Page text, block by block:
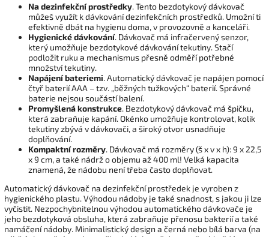
Na dezinfekční prostředky. Tento bezdotykový dávkovač
můžeš využít k dávkování dezinfekčních prostředků. Umožní ti
efektivně dbát na hygienu doma, v provozovně a kanceláři.
Hygienické dávkování. Dávkovač má infračervený senzor,
který umožňuje bezdotykové dávkování tekutiny. Stačí
podložit ruku a mechanismus přesně odměří potřebné
množství tekutiny.
Napájení bateriemi. Automatický dávkovač je napájen pomocí
čtyř baterií AAA – tzv. „běžných tužkových“ baterií. Správné
baterie nejsou součástí balení.
Promyšlená konstrukce. Bezdotykový dávkovač má špičku,
která zabraňuje kapání. Okénko umožňuje kontrolovat, kolik
tekutiny zbývá v dávkovači, a široký otvor usnadňuje
doplňování.
Kompaktní rozměry. Dávkovač má rozměry (š x v x h): 9 x 22,5
x 9 cm, a také nádrž o objemu až 400 ml! Velká kapacita
znamená, že nádobu není třeba často doplňovat.
Automatický dávkovač na dezinfekční prostředek je vyroben z
hygienického plastu. Výhodou nádoby je také snadnost, s jakou ji lze
vyčistit. Nezpochybnitelnou výhodou automatického dávkovače je
jeho bezdotyková obsluha, která zabraňuje přenosu bakterií a také
namáčení nádoby. Minimalistický design a černá nebo bílá barva (na